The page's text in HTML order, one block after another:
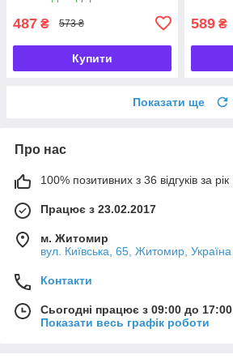
487 ₴ 573 ₴
Купити
589 ₴
Показати ще
Про нас
100% позитивних з 36 відгуків за рік
Працює з 23.02.2017
м. Житомир
вул. Київська, 65, Житомир, Україна
Контакти
Сьогодні працює з 09:00 до 17:00
Показати весь графік роботи